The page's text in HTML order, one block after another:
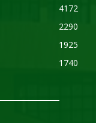
4172
2290
1925
1740